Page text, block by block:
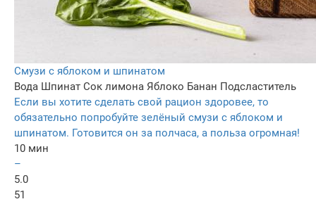
Смузи с яблоком и шпинатом
Вода Шпинат Сок лимона Яблоко Банан Подсластитель
Если вы хотите сделать свой рацион здоровее, то
обязательно попробуйте зелёный смузи с яблоком и
шпинатом. Готовится он за полчаса, а польза огромная!
10 мин
–
5.0
51